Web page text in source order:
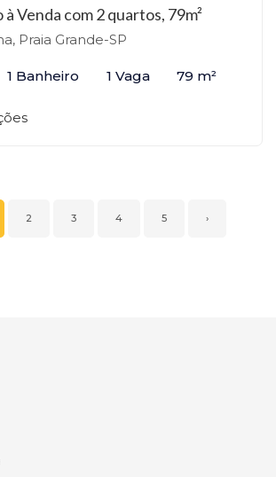
Venda com 2 quartos, 79m²
Praia Grande-SP
1 Banheiro 1 Vaga 79 m²
2 3 4 5 ›